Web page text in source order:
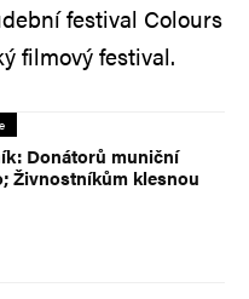
festival Colours
filmový festival.
Donátorů muniční
Živnostníkům klesnou